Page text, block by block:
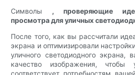
Символы , проверяющие
просмотра для уличных
После того, как вы рассчитали
экрана и оптимизировали
уличного светодиодного экрана,
качество изображения, чтобы